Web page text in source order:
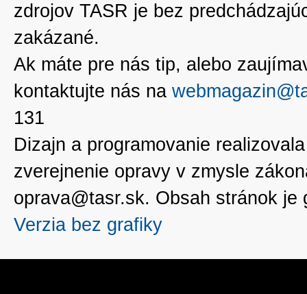
zdrojov TASR je bez
zakázané.
Ak máte pre nás tip, alebo
kontaktujte nás na
131
Dizajn a programovanie
zverejnenie opravy v zmysle
oprava@tasr.sk. Obsah stránok
Verzia bez grafiky